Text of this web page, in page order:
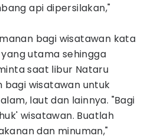
api dipersilakan,"
bagi wisatawan kata
utama sehingga
saat libur Nataru
wisatawan untuk
laut dan lainnya. ‎"Bagi
wisatawan. Buatlah
dan minuman,"